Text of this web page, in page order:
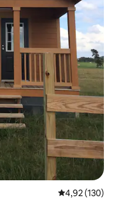
Évaluation
4,92 (130)